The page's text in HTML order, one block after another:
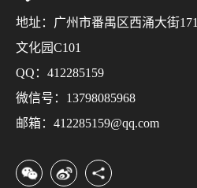
地址：广州市番禺区西涌大街
文化园C101
QQ：412285159
微信号：13798085968
邮箱：412285159@qq.com